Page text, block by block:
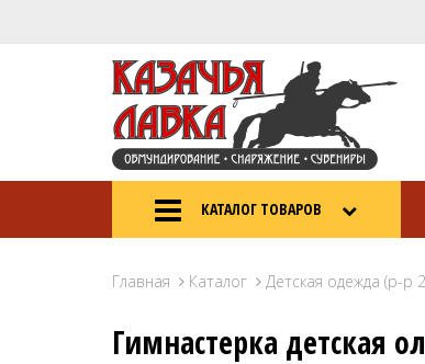
КАТАЛОГ ТОВАРОВ
Главная Каталог Детская одежда (р-р
Гимнастерка детская